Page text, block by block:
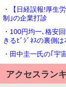
・【日経誤報!厚生
制｣の企業打診
・100円均一､格安
きるﾋﾞｼﾞﾈｽの裏側
・田中圭一氏の｢
アクセスラン